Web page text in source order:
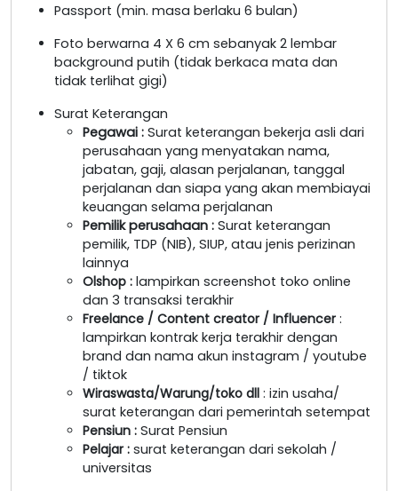
Passport (min. masa berlaku 6 bulan)
Foto berwarna 4 X 6 cm sebanyak 2 lembar
background putih (tidak berkaca mata dan
tidak terlihat gigi)
Surat Keterangan
Pegawai : Surat keterangan bekerja asli dari
perusahaan yang menyatakan nama,
jabatan, gaji, alasan perjalanan, tanggal
perjalanan dan siapa yang akan membiayai
keuangan selama perjalanan
Pemilik perusahaan : Surat keterangan
pemilik, TDP (NIB), SIUP, atau jenis perizinan
lainnya
Olshop : lampirkan screenshot toko online
dan 3 transaksi terakhir
Freelance / Content creator / Influencer :
lampirkan kontrak kerja terakhir dengan
brand dan nama akun instagram / youtube
/ tiktok
Wiraswasta/Warung/toko dll : izin usaha/
surat keterangan dari pemerintah setempat
Pensiun : Surat Pensiun
Pelajar : surat keterangan dari sekolah /
universitas